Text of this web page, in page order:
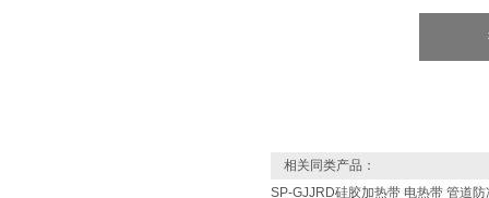
相关同类产品：
SP-GJJRD硅胶加热带 电热带 管道